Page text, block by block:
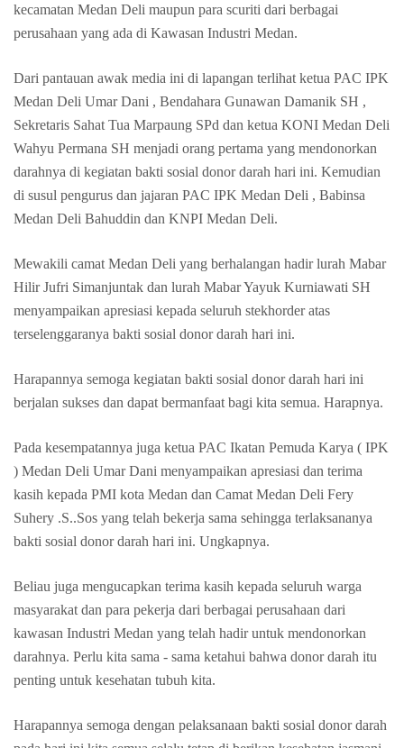
kecamatan Medan Deli maupun para scuriti dari berbagai
perusahaan yang ada di Kawasan Industri Medan.
Dari pantauan awak media ini di lapangan terlihat ketua PAC IPK
Medan Deli Umar Dani , Bendahara Gunawan Damanik SH ,
Sekretaris Sahat Tua Marpaung SPd dan ketua KONI Medan Deli
Wahyu Permana SH menjadi orang pertama yang mendonorkan
darahnya di kegiatan bakti sosial donor darah hari ini. Kemudian
di susul pengurus dan jajaran PAC IPK Medan Deli , Babinsa
Medan Deli Bahuddin dan KNPI Medan Deli.
Mewakili camat Medan Deli yang berhalangan hadir lurah Mabar
Hilir Jufri Simanjuntak dan lurah Mabar Yayuk Kurniawati SH
menyampaikan apresiasi kepada seluruh stekhorder atas
terselenggaranya bakti sosial donor darah hari ini.
Harapannya semoga kegiatan bakti sosial donor darah hari ini
berjalan sukses dan dapat bermanfaat bagi kita semua. Harapnya.
Pada kesempatannya juga ketua PAC Ikatan Pemuda Karya ( IPK
) Medan Deli Umar Dani menyampaikan apresiasi dan terima
kasih kepada PMI kota Medan dan Camat Medan Deli Fery
Suhery .S..Sos yang telah bekerja sama sehingga terlaksananya
bakti sosial donor darah hari ini. Ungkapnya.
Beliau juga mengucapkan terima kasih kepada seluruh warga
masyarakat dan para pekerja dari berbagai perusahaan dari
kawasan Industri Medan yang telah hadir untuk mendonorkan
darahnya. Perlu kita sama - sama ketahui bahwa donor darah itu
penting untuk kesehatan tubuh kita.
Harapannya semoga dengan pelaksanaan bakti sosial donor darah